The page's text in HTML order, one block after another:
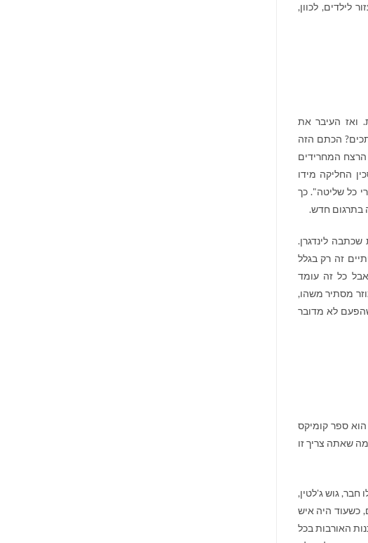
לילדים, לכוון,
ואז העיבר את
הכתם הזה
המחרידים
החליקה מידו
כל שליטה". כך
בתרגום חדש.
הבלשית שכתבה לינדגרן.
זה רק בגלל
כל זה עומד
מסתיר משהו,
לא מדובר
הוא ספר קומיקס
שאתה צריך זו
גוש ג'לטין,
כשעוד היה איש
האורבות בכל